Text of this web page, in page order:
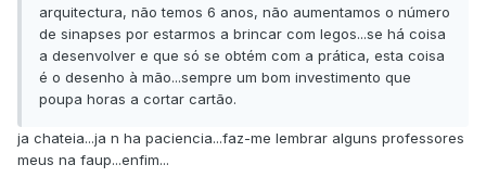
arquitectura, não temos 6 anos, não aumentamos o número
de sinapses por estarmos a brincar com legos...se há coisa
a desenvolver e que só se obtém com a prática, esta coisa
é o desenho à mão...sempre um bom investimento que
poupa horas a cortar cartão.
ja chateia...ja n ha paciencia...faz-me lembrar alguns professores
meus na faup...enfim...